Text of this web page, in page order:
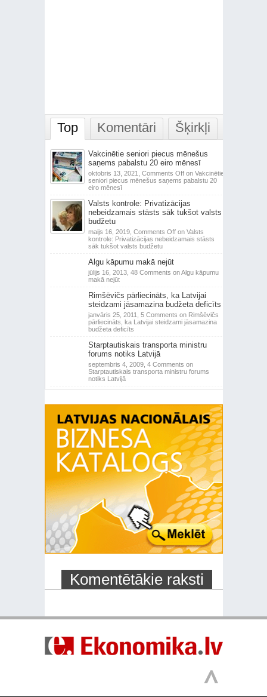
Top Komentāri Šķirkļi
Vakcinētie seniori piecus mēnešus
saņems pabalstu 20 eiro mēnesī
oktobris 13, 2021, Comments Offon Vakcinētie
seniori piecus mēnešus saņems pabalstu 20
eiro mēnesī
Valsts kontrole: Privatizācijas
nebeidzamais stāsts sāk tukšot valsts
budžetu
maijs 16, 2019, Comments Offon Valsts
kontrole: Privatizācijas nebeidzamais stāsts
sāk tukšot valsts budžetu
Algu kāpumu makā nejūt
jūlijs 16, 2013, 48 Comments on Algu kāpumu
makā nejūt
Rimšēvičs pārliecināts, ka Latvijai
steidzami jāsamazina budžeta deficīts
janvāris 25, 2011, 5 Comments on Rimšēvičs
pārliecināts, ka Latvijai steidzami jāsamazina
budžeta deficīts
Starptautiskais transporta ministru
forums notiks Latvijā
septembris 4, 2009, 4 Comments on
Starptautiskais transporta ministru forums
notiks Latvijā
Komentētākie raksti